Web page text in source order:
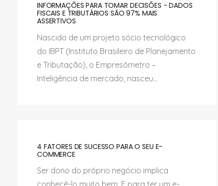
INFORMAÇÕES PARA TOMAR DECISÕES - DADOS
FISCAIS E TRIBUTÁRIOS SÃO 97% MAIS
ASSERTIVOS
Nascido de um projeto sócio tecnológico
do IBPT (Instituto Brasileiro de Planejamento
e Tributação), o Empresômetro –
Inteligência de mercado, nasceu...
4 FATORES DE SUCESSO PARA O SEU E-
COMMERCE
Ser dono do próprio negócio implica
conhecê-lo muito bem. E para ter um e-